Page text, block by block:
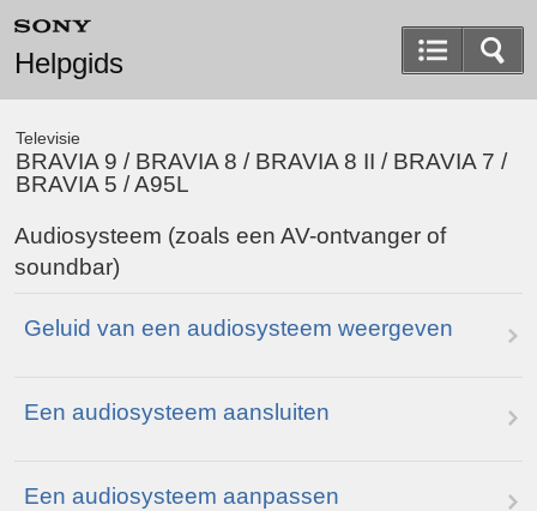
Helpgids
Televisie
BRAVIA 9 / BRAVIA 8 / BRAVIA 8 II / BRAVIA 7 /
BRAVIA 5 / A95L
Audiosysteem (zoals een AV-ontvanger of
soundbar)
Geluid van een audiosysteem weergeven
Een audiosysteem aansluiten
Een audiosysteem aanpassen